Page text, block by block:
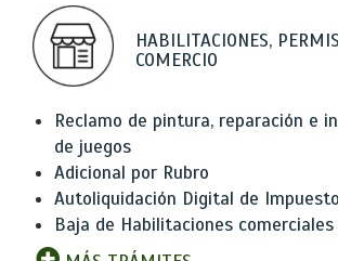
HABILITACIONES,
COMERCIO
Reclamo de pintura, reparación e
de juegos
Adicional por Rubro
Autoliquidación Digital de
Baja de Habilitaciones comerciales